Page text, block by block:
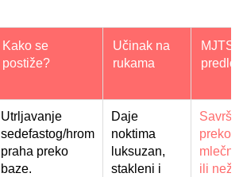
Kako se
postiže?
Učinak na
rukama
MJTS
predlog
Utrljavanje
sedefastog/hrom
praha preko
baze.
Daje
noktima
luksuzan,
stakleni i
preko
ili